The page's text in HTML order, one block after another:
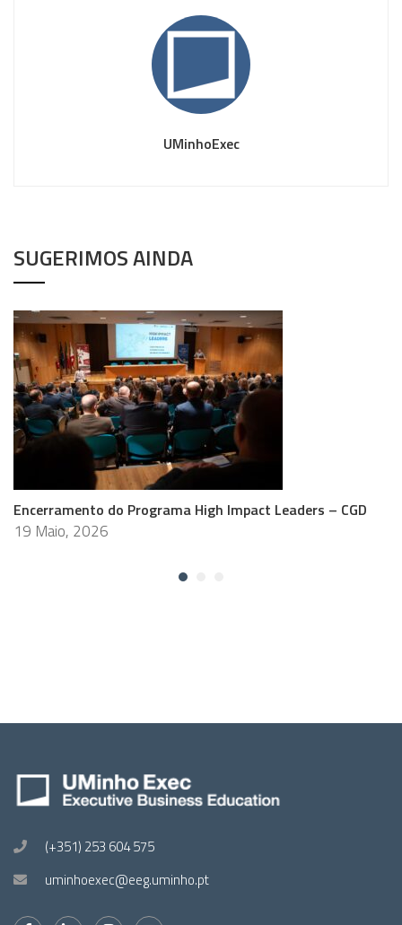
UMinhoExec
SUGERIMOS AINDA
Encerramento do Programa High Impact Leaders – CGD
19 Maio, 2026
(+351) 253 604 575
uminhoexec@eeg.uminho.pt